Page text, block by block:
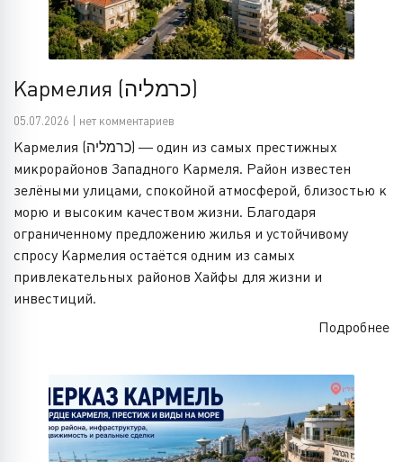
Кармелия (כרמליה)
05.07.2026 | нет комментариев
Кармелия (כרמליה) — один из самых престижных
микрорайонов Западного Кармеля. Район известен
зелёными улицами, спокойной атмосферой, близостью к
морю и высоким качеством жизни. Благодаря
ограниченному предложению жилья и устойчивому
спросу Кармелия остаётся одним из самых
привлекательных районов Хайфы для жизни и
инвестиций.
Подробнее